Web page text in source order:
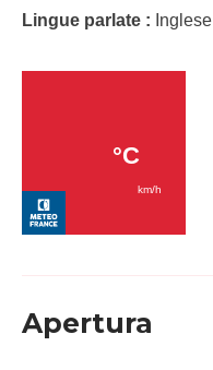
Lingue parlate : Inglese
Apertura